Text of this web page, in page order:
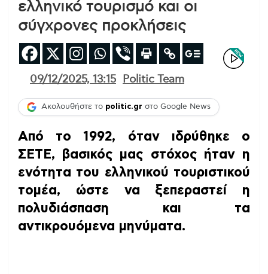
ελληνικό τουρισμό και οι
σύγχρονες προκλήσεις
09/12/2025, 13:15 Politic Team
Ακολουθήστε το politic.gr στο Google News
Από το 1992, όταν ιδρύθηκε ο
ΣΕΤΕ, βασικός μας στόχος ήταν η
ενότητα του ελληνικού τουριστικού
τομέα, ώστε να ξεπεραστεί η
πολυδιάσπαση και τα
αντικρουόμενα μηνύματα.